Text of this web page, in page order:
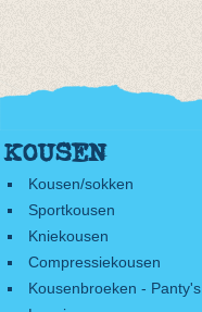
KOUSEN
Kousen/sokken
Sportkousen
Kniekousen
Compressiekousen
Kousenbroeken - Panty's